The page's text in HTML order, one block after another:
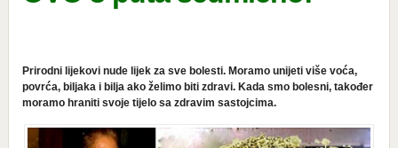
Prirodni lijekovi nude lijek za sve bolesti. Moramo unijeti više voća,
povrća, biljaka i bilja ako želimo biti zdravi. Kada smo bolesni, također
moramo hraniti svoje tijelo sa zdravim sastojcima.